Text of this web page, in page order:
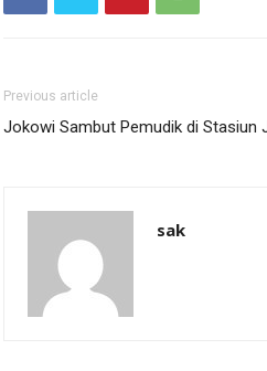
Previous article
Jokowi Sambut Pemudik di Stasiun
sak